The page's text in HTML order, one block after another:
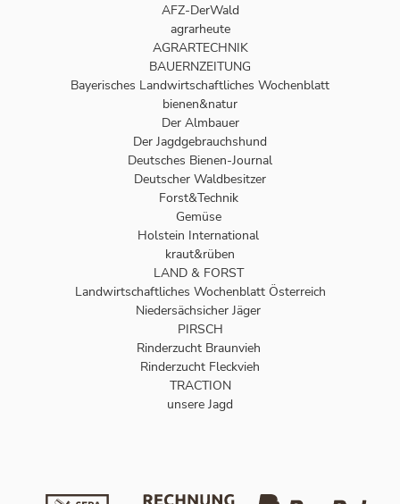
AFZ-DerWald
agrarheute
AGRARTECHNIK
BAUERNZEITUNG
Bayerisches Landwirtschaftliches Wochenblatt
bienen&natur
Der Almbauer
Der Jagdgebrauchshund
Deutsches Bienen-Journal
Deutscher Waldbesitzer
Forst&Technik
Gemüse
Holstein International
kraut&rüben
LAND & FORST
Landwirtschaftliches Wochenblatt Österreich
Niedersächsicher Jäger
PIRSCH
Rinderzucht Braunvieh
Rinderzucht Fleckvieh
TRACTION
unsere Jagd